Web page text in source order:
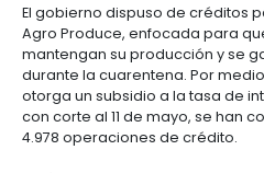
Materiales
de
construcción
Audiovisual
Centros
de
Otros
sectores
Agroquímicos
y
migratorio
5.
Relaciones
Oportunidades
de
Inversión
Regional
sector turismo y aviación
suministro-, Bancóldex
por $250.000 millones.
liquidez de las empresas
financieras favorables.